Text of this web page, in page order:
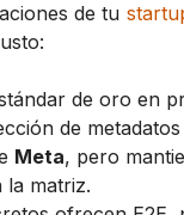
de tu
de oro en
de
Meta, pero
la matriz.